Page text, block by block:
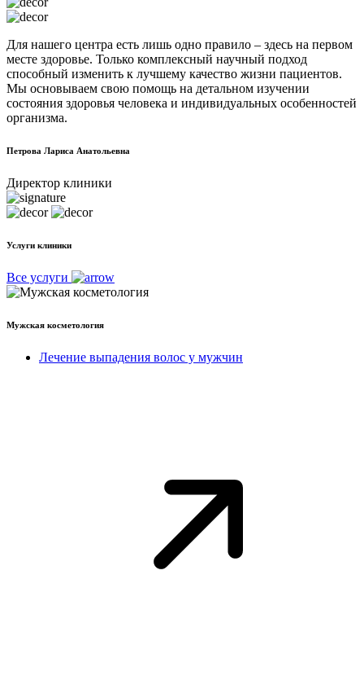
Для нашего центра есть лишь одно правило – здесь на первом
месте здоровье. Только комплексный научный подход
способный изменить к лучшему качество жизни пациентов.
Мы основываем свою помощь на детальном изучении
состояния здоровья человека и индивидуальных особенностей
организма.
Петрова Лариса Анатольевна
Директор клиники
Услуги клиники
Все услуги
Мужская косметология
Лечение выпадения волос у мужчин